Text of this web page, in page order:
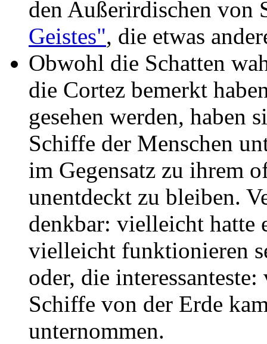
den Außerirdischen von
Geistes", die etwas
Obwohl die Schatten
die Cortez bemerkt
gesehen werden, haben
Schiffe der Menschen
im Gegensatz zu ihrem
unentdeckt zu bleiben.
denkbar: vielleicht hatte
vielleicht funktionieren
oder, die
Schiffe von der Erde
unternommen.